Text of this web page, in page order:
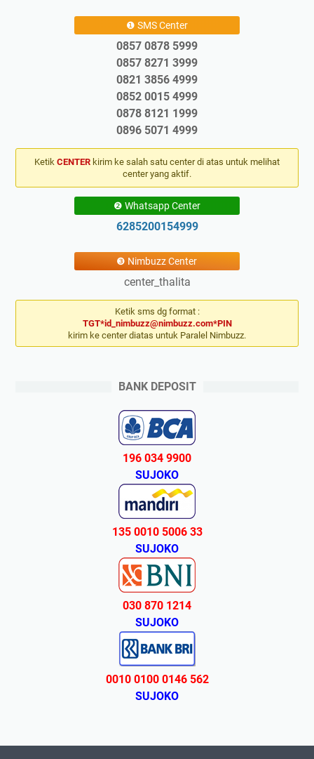
❶ SMS Center
0857 0878 5999
0857 8271 3999
0821 3856 4999
0852 0015 4999
0878 8121 1999
0896 5071 4999
Ketik CENTER kirim ke salah satu center di atas untuk melihat
center yang aktif.
❷ Whatsapp Center
6285200154999
❸ Nimbuzz Center
center_thalita
Ketik sms dg format :
TGT*id_nimbuzz@nimbuzz.com*PIN
kirim ke center diatas untuk Paralel Nimbuzz.
BANK DEPOSIT
196 034 9900
SUJOKO
135 0010 5006 33
SUJOKO
030 870 1214
SUJOKO
0010 0100 0146 562
SUJOKO